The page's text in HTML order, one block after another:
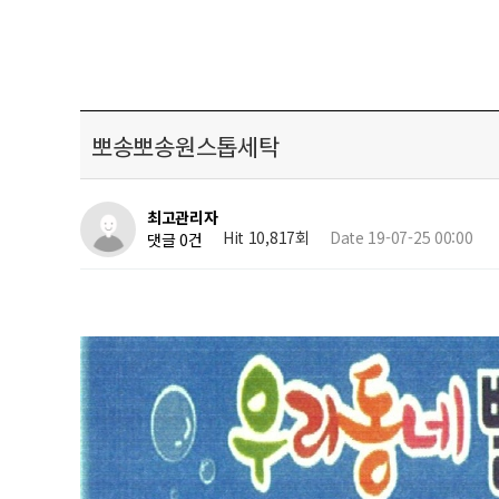
뽀송뽀송원스톱세탁
최고관리자
댓글 0건
Hit 10,817회 Date 19-07-25 00:00